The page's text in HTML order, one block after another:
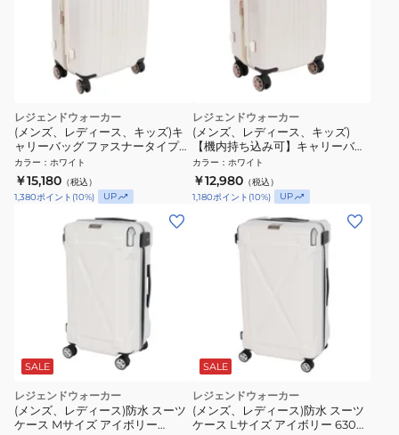
レジェンドウォーカー
(メンズ、レディース、キッズ)キ
ャリーバッグ ファスナータイプ
48L 5122-55 WHCB スーツケー
ス
カラー ： ホワイト
￥15,180 （税込）
1,380ポイント (10%) UP
レジェンドウォーカー
(メンズ、レディース、キッズ)
【機内持ち込み可】キャリーバッ
グ ファスナータイプ 32L 5122-48
WHCB スーツケース
カラー ： ホワイト
￥12,980 （税込）
1,180ポイント (10%) UP
SALE
レジェンドウォーカー
(メンズ、レディース)防水 スーツ
ケース Mサイズ アイボリー
SALE
レジェンドウォーカー
(メンズ、レディース)防水 スーツ
ケース Lサイズ アイボリー 6304-